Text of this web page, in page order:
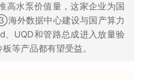
高水泵价值量，这家企业为国
外数据中心建设与国产算力
UQD和管路总成进入放量验
等产品都有望受益。